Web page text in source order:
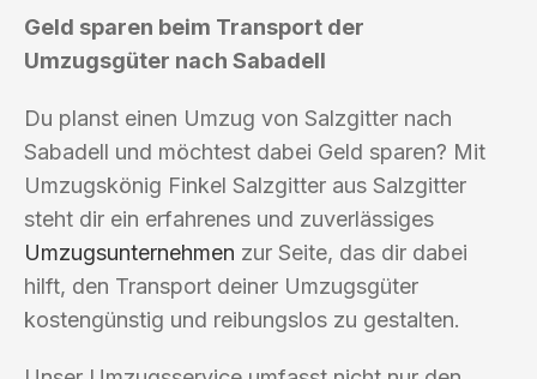
Geld sparen beim Transport der
Umzugsgüter nach Sabadell
Du planst einen Umzug von Salzgitter nach
Sabadell und möchtest dabei Geld sparen? Mit
Umzugskönig Finkel Salzgitter aus Salzgitter
steht dir ein erfahrenes und zuverlässiges
Umzugsunternehmen zur Seite, das dir dabei
hilft, den Transport deiner Umzugsgüter
kostengünstig und reibungslos zu gestalten.